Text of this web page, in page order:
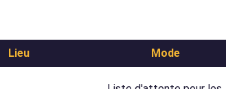
Lieu Mode